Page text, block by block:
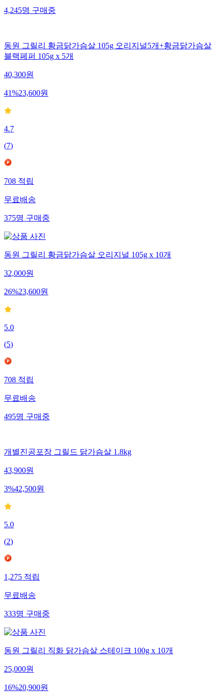
4,245명구매중
동원 그릴리 황금닭가슴살 105g 오리지널5개+황금닭가슴살
블랙페퍼 105g x 5개
40,300원
41%23,600원
4.7
(7)
708적립
무료배송
375명구매중
동원 그릴리 황금닭가슴살 오리지널 105g x 10개
32,000원
26%23,600원
5.0
(5)
708적립
무료배송
495명구매중
개별진공포장 그릴드 닭가슴살 1.8kg
43,900원
3%42,500원
5.0
(2)
1,275적립
무료배송
333명구매중
동원 그릴리 직화 닭가슴살 스테이크 100g x 10개
25,000원
16%20,900원